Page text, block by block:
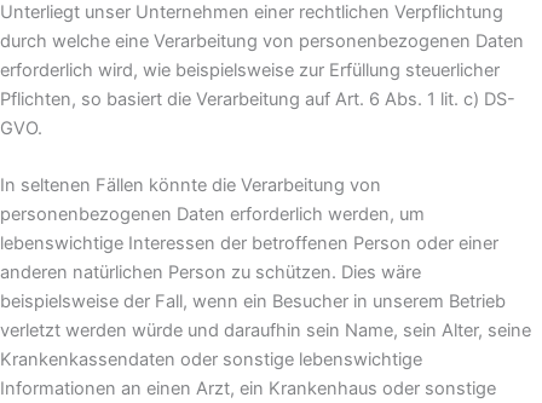
Unterliegt unser Unternehmen einer rechtlichen Verpflichtung
durch welche eine Verarbeitung von personenbezogenen Daten
erforderlich wird, wie beispielsweise zur Erfüllung steuerlicher
Pflichten, so basiert die Verarbeitung auf Art. 6 Abs. 1 lit. c) DS-
GVO.
In seltenen Fällen könnte die Verarbeitung von
personenbezogenen Daten erforderlich werden, um
lebenswichtige Interessen der betroffenen Person oder einer
anderen natürlichen Person zu schützen. Dies wäre
beispielsweise der Fall, wenn ein Besucher in unserem Betrieb
verletzt werden würde und daraufhin sein Name, sein Alter, seine
Krankenkassendaten oder sonstige lebenswichtige
Informationen an einen Arzt, ein Krankenhaus oder sonstige